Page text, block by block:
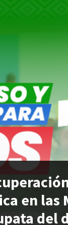
en las
del